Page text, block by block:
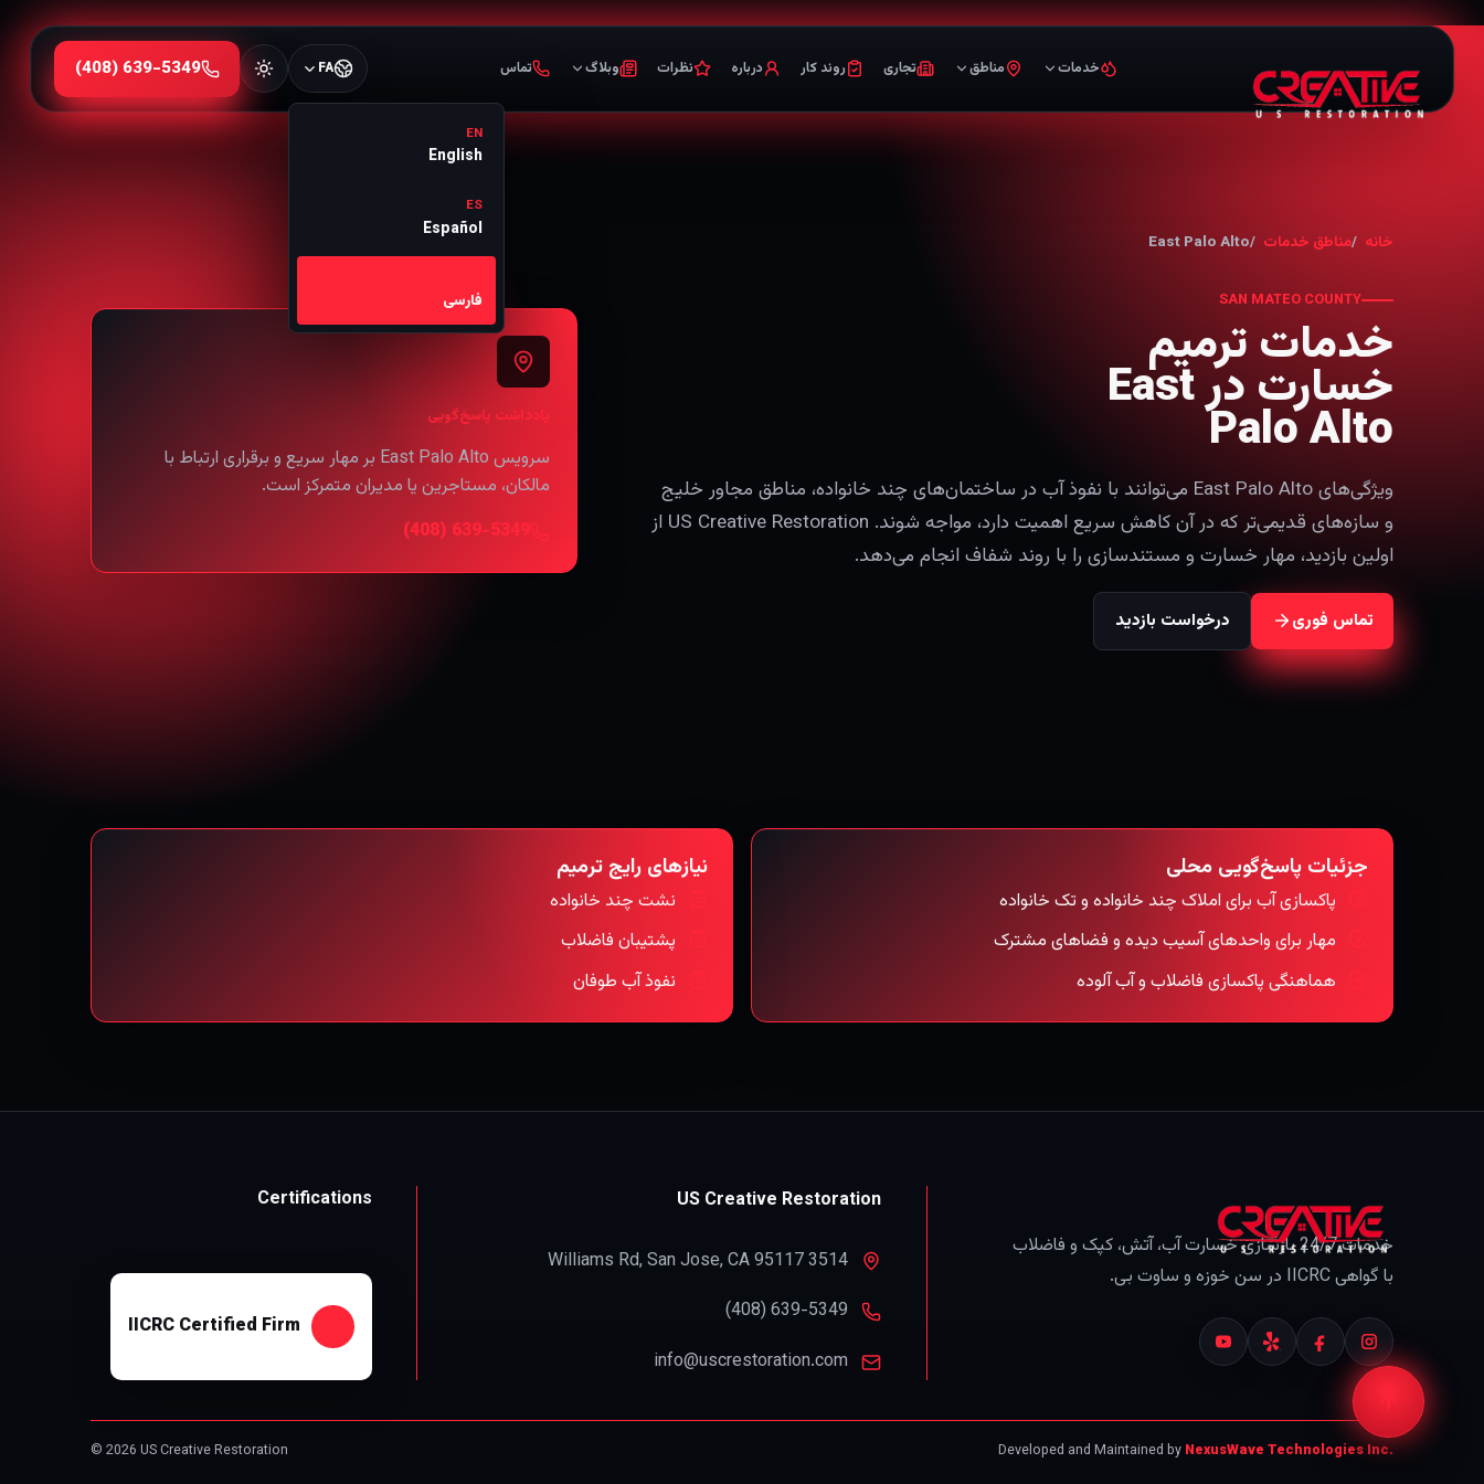
خدمات مناطق تجاری روند کار درباره نظرات وبلاگ تماس FA
EN
English
ES
Español
فارسی
⁦(408) 639-5349⁩
خانه مناطق خدمات East Palo Alto
SAN MATEO COUNTY
خدمات ترمیم
خسارت در East
Palo Alto
ویژگی‌های East Palo Alto می‌توانند با نفوذ آب در ساختمان‌های چند خانواده، مناطق مجاور خلیج
و سازه‌های قدیمی‌تر که در آن کاهش سریع اهمیت دارد، مواجه شوند. US Creative Restoration از
اولین بازدید، مهار خسارت و مستندسازی را با روند شفاف انجام می‌دهد.
تماس فوری درخواست بازدید
یادداشت پاسخ‌گویی
سرویس East Palo Alto بر مهار سریع و برقراری ارتباط با
مالکان، مستاجرین یا مدیران متمرکز است.
⁦(408) 639-5349⁩
جزئیات پاسخ‌گویی محلی
پاکسازی آب برای املاک چند خانواده و تک خانواده
مهار برای واحدهای آسیب دیده و فضاهای مشترک
هماهنگی پاکسازی فاضلاب و آب آلوده
نیازهای رایج ترمیم
نشت چند خانواده
پشتیبان فاضلاب
نفوذ آب طوفان
خدمات 24/7 بازسازی خسارت آب، آتش، کپک و فاضلاب
با گواهی IICRC در سن خوزه و ساوت بی.
US Creative Restoration
3514 Williams Rd
,San Jose, CA95117
info@uscrestoration.com
Certifications
IICRC Certified Firm
© 2026 US Creative Restoration Developed and Maintained by NexusWave Technologies Inc.